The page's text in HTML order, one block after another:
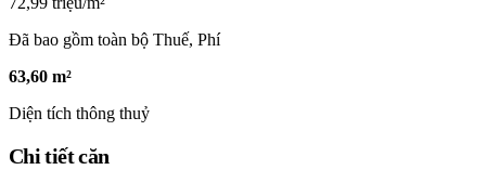
Đã bao gồm toàn bộ Thuế, Phí
63,60 m²
Diện tích thông thuỷ
Chi tiết căn